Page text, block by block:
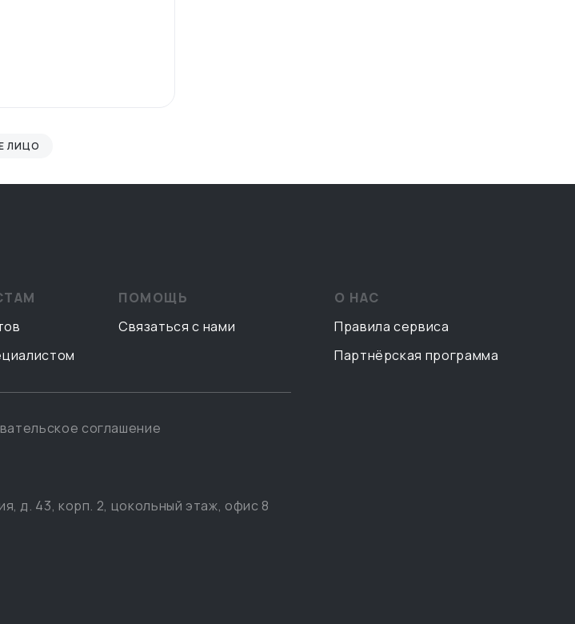
ЛИЦО
ПОМОЩЬ
Связаться с нами
соглашение
д. 43, корп. 2, цокольный этаж, офис 8
О НАС
Правила сервиса
Партнёрская программа